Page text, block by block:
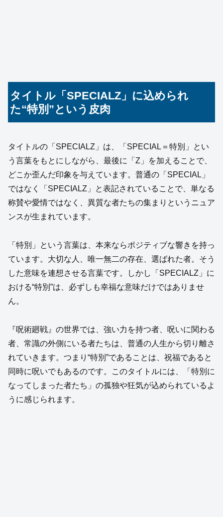
タイトル「SPECIALZ」に込められ
た“特別”という皮肉
タイトルの「SPECIALZ」は、「SPECIAL＝特別」とい
う言葉をもとにしながら、最後に「Z」を加えることで、
どこか歪んだ印象を与えています。普通の「SPECIAL」
ではなく「SPECIALZ」と表記されていることで、単なる
称賛や愛情ではなく、異質な者たちの集まりというニュア
ンスが生まれています。
「特別」という言葉は、本来ならポジティブな響きを持っ
ています。大切な人、唯一無二の存在、選ばれた者。そう
した意味を連想させる言葉です。しかし「SPECIALZ」に
おける“特別”は、必ずしも幸福な意味だけではありませ
ん。
『呪術廻戦』の世界では、強い力を持つ者、呪いに関わる
者、常識の外側にいる者たちは、普通の人生から切り離さ
れていきます。つまり“特別”であることは、祝福であると
同時に呪いでもあるのです。このタイトルには、「特別に
なってしまった者たち」の孤独や狂気が込められているよ
うに感じられます。